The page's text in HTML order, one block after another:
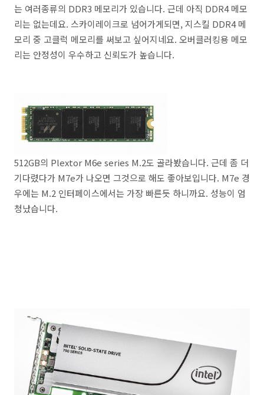
는 여러종류의 DDR3 메모리가 있습니다. 근데 아직 DDR4 메모
리는 없는데요. 스카이레이크로 넘어가게되면, 지스킬 DDR4 메
모리 중 고클럭 메모리를 써보고 싶어지네요. 오버클러킹용 메모
리는 안정성이 우수하고 신뢰도가 높습니다.
512GB의 Plextor M6e series M.2도 골라봤습니다. 근데 좀 더
기다렸다가 M7e가 나오면 그것으로 해도 좋아보입니다. M7e 경
우에는 M.2 인터페이스에서는 가장 빠른듯 하니까요. 성능이 엄
청났습니다.